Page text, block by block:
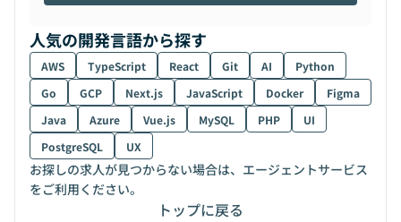
人気の開発言語から探す
AWS TypeScript React Git AI
Python
Go
GCP Next.js JavaScript Docker
Figma
Java
Azure Vue.js MySQL PHP
UI
PostgreSQL
UX
お探しの求人が見つからない場合は、エージェントサービス
をご利用ください。
トップに戻る